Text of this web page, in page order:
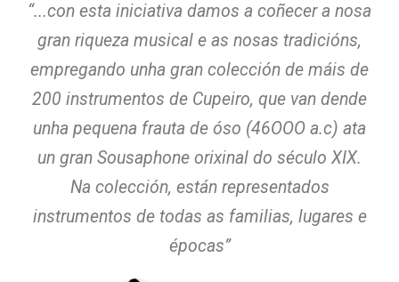
“...con esta iniciativa damos a coñecer a nosa
gran riqueza musical e as nosas tradicións,
empregando unha gran colección de máis de
200 instrumentos de Cupeiro, que van dende
unha pequena frauta de óso (46OOO a.c) ata
un gran Sousaphone orixinal do século XIX.
Na colección, están representados
instrumentos de todas as familias, lugares e
épocas”